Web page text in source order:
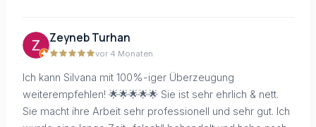
Zeyneb Turhan
vor 4 Monaten
Ich kann Silvana mit 100%-iger Überzeugung
weiterempfehlen! 🌟🌟🌟🌟🌟 Sie ist sehr ehrlich & nett.
Sie macht ihre Arbeit sehr professionell und sehr gut. Ich